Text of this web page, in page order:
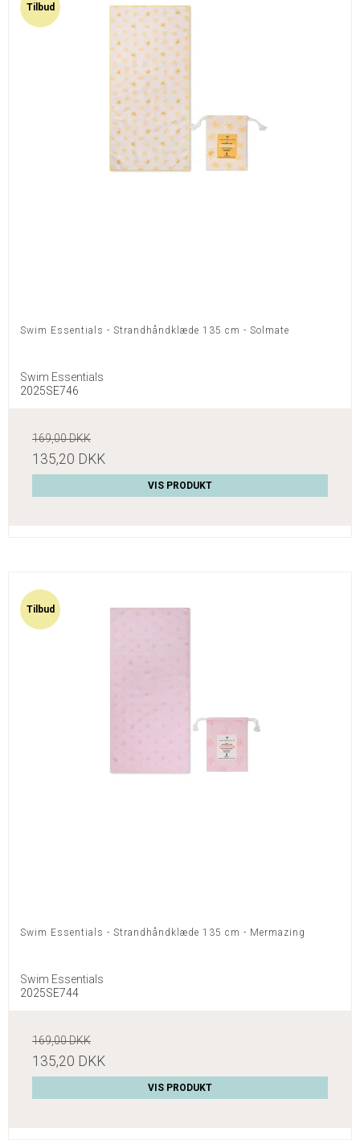
Tilbud
Swim Essentials - Strandhåndklæde 135 cm - Solmate
Swim Essentials
2025SE746
169,00 DKK
135,20 DKK
VIS PRODUKT
Tilbud
Swim Essentials - Strandhåndklæde 135 cm - Mermazing
Swim Essentials
2025SE744
169,00 DKK
135,20 DKK
VIS PRODUKT